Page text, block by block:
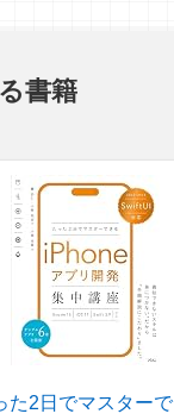
書籍
た2日でマスター